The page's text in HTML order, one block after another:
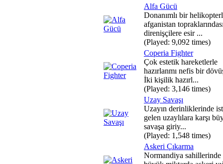
Alfa Gücü
Donanımlı bir
afganistan
direnişçilere esir ...
(Played: 9,092 times)
Coperia Fighter
Çok estetik hareketlerle
hazırlanmı nefis bir
İki kişilik hazırl...
(Played: 3,146 times)
Uzay Savaşı
Uzayın derinliklerinde
gelen uzaylılara karşı
savaşa giriy...
(Played: 1,548 times)
Askeri Çıkarma
Normandiya sahillerinde